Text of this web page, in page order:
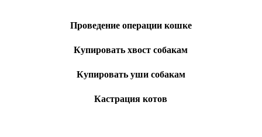
Проведение операции кошке
Купировать хвост собакам
Купировать уши собакам
Кастрация котов